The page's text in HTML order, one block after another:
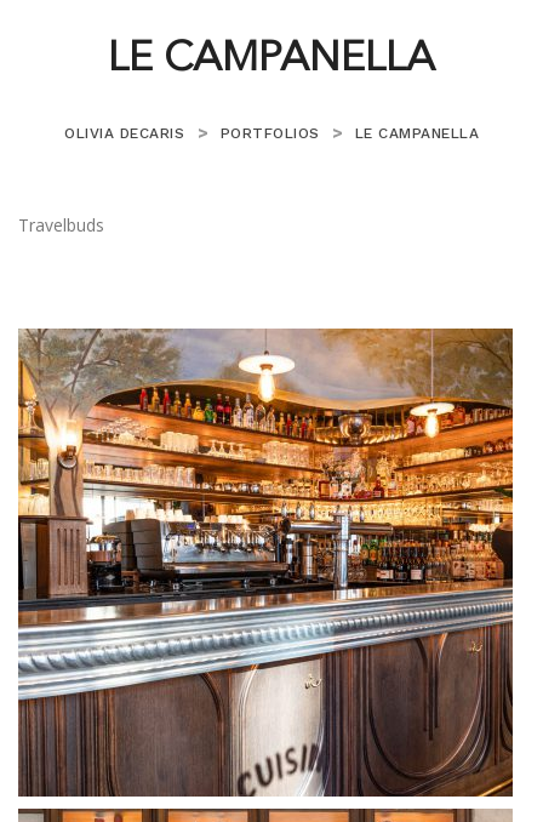
LE CAMPANELLA
OLIVIA DECARIS > PORTFOLIOS > LE CAMPANELLA
Travelbuds